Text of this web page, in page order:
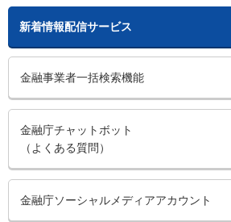
新着情報配信サービス
金融事業者一括検索機能
金融庁チャットボット
（よくある質問）
金融庁ソーシャルメディアアカウント